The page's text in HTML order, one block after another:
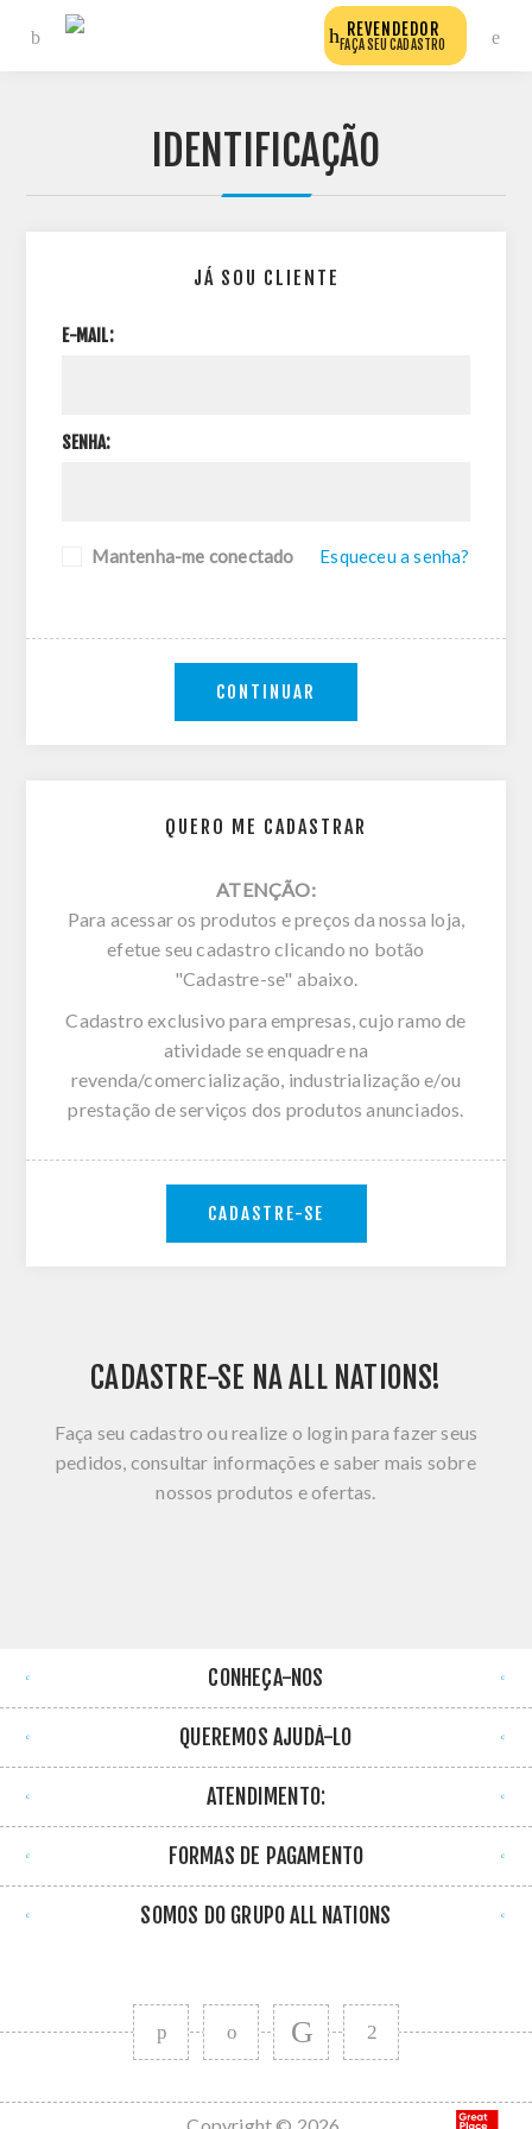
REVENDEDOR
FAÇA SEU CADASTRO
IDENTIFICAÇÃO
QUERO ME CADASTRAR
ATENÇÃO:
Para acessar os produtos e preços da nossa loja,
efetue seu cadastro clicando no botão
"Cadastre-se" abaixo.
Cadastro exclusivo para empresas, cujo ramo de
atividade se enquadre na
revenda/comercialização, industrialização e/ou
prestação de serviços dos produtos anunciados.
CADASTRE-SE
JÁ SOU CLIENTE
E-MAIL:
SENHA:
Mantenha-me conectado Esqueceu a senha?
CONTINUAR
CADASTRE-SE NA ALL NATIONS!
Faça seu cadastro ou realize o login para fazer seus
pedidos, consultar informações e saber mais sobre
nossos produtos e ofertas.
CONHEÇA-NOS
QUEREMOS AJUDÁ-LO
ATENDIMENTO:
FORMAS DE PAGAMENTO
SOMOS DO GRUPO ALL NATIONS